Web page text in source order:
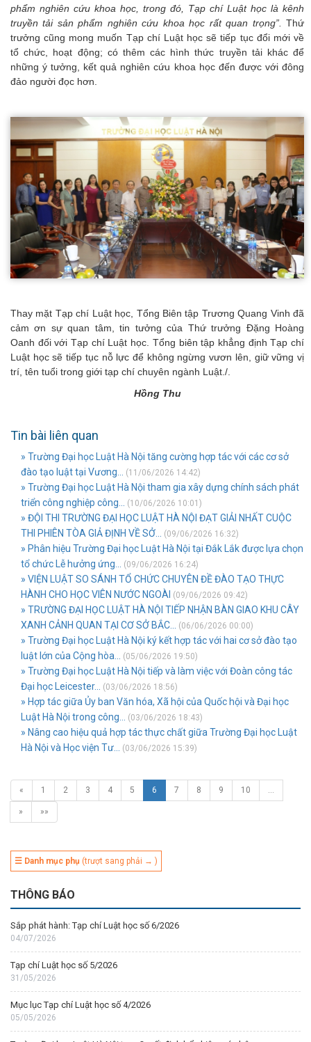
phẩm nghiên cứu khoa học, trong đó, Tạp chí Luật học là kênh
truyền tải sản phẩm nghiên cứu khoa học rất quan trọng”. Thứ
trưởng cũng mong muốn Tạp chí Luật học sẽ tiếp tục đổi mới về
tổ chức, hoạt động; có thêm các hình thức truyền tải khác để
những ý tưởng, kết quả nghiên cứu khoa học đến được với đông
đảo người đọc hơn.
Thay mặt Tạp chí Luật học, Tổng Biên tập Trương Quang Vinh đã
cảm ơn sự quan tâm, tin tưởng của Thứ trưởng Đặng Hoàng
Oanh đối với Tạp chí Luật học. Tổng biên tập khẳng định Tạp chí
Luật học sẽ tiếp tục nỗ lực để không ngừng vươn lên, giữ vững vị
trí, tên tuổi trong giới tạp chí chuyên ngành Luật./.
Hồng Thu
Tin bài liên quan
» Trường Đại học Luật Hà Nội tăng cường hợp tác với các cơ sở
đào tạo luật tại Vương...
(11/06/2026 14:42)
» Trường Đại học Luật Hà Nội tham gia xây dựng chính sách phát
triển công nghiệp công...
(10/06/2026 10:01)
» ĐỘI THI TRƯỜNG ĐẠI HỌC LUẬT HÀ NỘI ĐẠT GIẢI NHẤT CUỘC
THI PHIÊN TÒA GIẢ ĐỊNH VỀ SỞ...
(09/06/2026 16:32)
» Phân hiệu Trường Đại học Luật Hà Nội tại Đắk Lắk được lựa chọn
tổ chức Lễ hưởng ứng...
(09/06/2026 16:24)
» VIỆN LUẬT SO SÁNH TỔ CHỨC CHUYÊN ĐỀ ĐÀO TẠO THỰC
HÀNH CHO HỌC VIÊN NƯỚC NGOÀI (09/06/2026 09:42)
» TRƯỜNG ĐẠI HỌC LUẬT HÀ NỘI TIẾP NHẬN BÀN GIAO KHU CÂY
XANH CẢNH QUAN TẠI CƠ SỞ BẮC...
(06/06/2026 00:00)
» Trường Đại học Luật Hà Nội ký kết hợp tác với hai cơ sở đào tạo
luật lớn của Cộng hòa...
(05/06/2026 19:50)
» Trường Đại học Luật Hà Nội tiếp và làm việc với Đoàn công tác
Đại học Leicester...
(03/06/2026 18:56)
» Hợp tác giữa Ủy ban Văn hóa, Xã hội của Quốc hội và Đại học
Luật Hà Nội trong công...
(03/06/2026 18:43)
» Nâng cao hiệu quả hợp tác thực chất giữa Trường Đại học Luật
Hà Nội và Học viện Tư...
(03/06/2026 15:39)
« 1 2 3 4 5 6 7 8 9 10 …
» »»
☰ Danh mục phụ (trượt sang phải → )
THÔNG BÁO
Sắp phát hành: Tạp chí Luật học số 6/2026
04/07/2026
Tạp chí Luật học số 5/2026
31/05/2026
Mục lục Tạp chí Luật học số 4/2026
05/05/2026